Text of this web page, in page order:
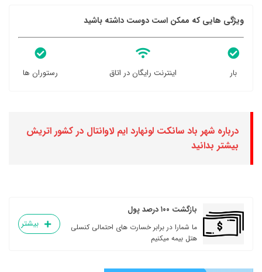
ویژگی هایی که ممکن است دوست داشته باشید
بار اینترنت رایگان در اتاق رستوران ها
درباره شهر باد سانکت لونهارد ایم لاوانتال در کشور اتریش
بیشتر بدانید
بازگشت ۱۰۰ درصد پول
ما شمارا در برابر خسارت های احتمالی کنسلی
هتل بیمه میکنیم
بیشتر